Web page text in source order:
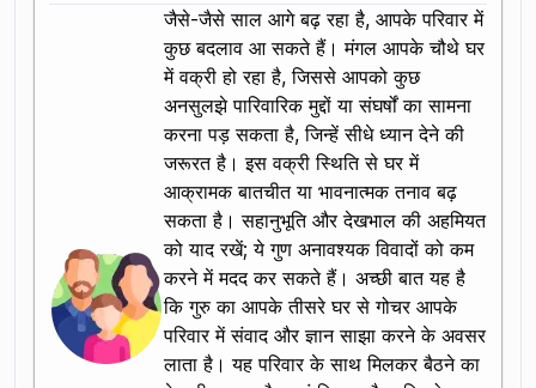
जैसे-जैसे साल आगे बढ़ रहा है, आपके परिवार में
कुछ बदलाव आ सकते हैं। मंगल आपके चौथे घर
में वक्री हो रहा है, जिससे आपको कुछ
अनसुलझे पारिवारिक मुद्दों या संघर्षों का सामना
करना पड़ सकता है, जिन्हें सीधे ध्यान देने की
जरूरत है। इस वक्री स्थिति से घर में
आक्रामक बातचीत या भावनात्मक तनाव बढ़
सकता है। सहानुभूति और देखभाल की अहमियत
को याद रखें; ये गुण अनावश्यक विवादों को कम
करने में मदद कर सकते हैं। अच्छी बात यह है
कि गुरु का आपके तीसरे घर से गोचर आपके
परिवार में संवाद और ज्ञान साझा करने के अवसर
लाता है। यह परिवार के साथ मिलकर बैठने का